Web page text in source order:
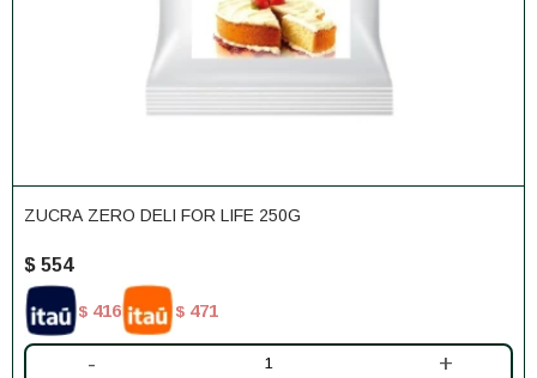
ZUCRA ZERO DELI FOR LIFE 250G
$ 554
$ 416 $ 471
- +